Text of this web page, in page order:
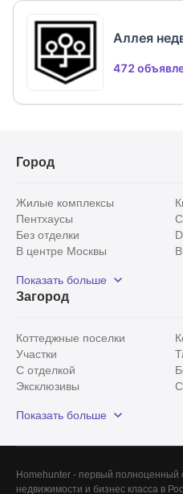
Аллея
472
Город
Жилые комплексы
Пентхаусы
Без отделки
В центре Москвы
Рядом с парком
С панорамными окнами
Показать больше
Загород
Коттеджные поселки
Участки
С отделкой
Эксклюзивы
Красногорский район
Показать больше
Homehunter - первый полноценный
недвижимости и бизнес класса в
Сегодня